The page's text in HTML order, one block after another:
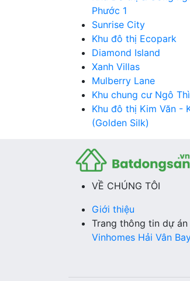
Phước 1
Sunrise City
Khu đô thị Ecopark
Diamond Island
Xanh Villas
Mulberry Lane
Khu chung cư Ngô
Khu đô thị Kim Văn -
(Golden Silk)
VỀ CHÚNG TÔI
Giới thiệu
Trang thông tin dự án
Vinhomes Hải Vân